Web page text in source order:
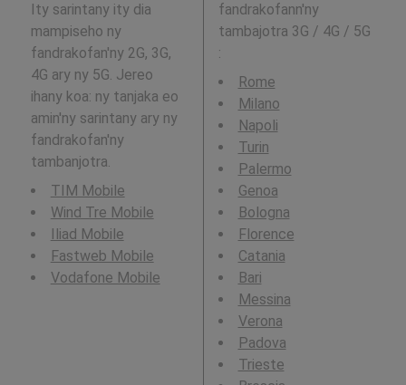
Ity sarintany ity dia
mampiseho ny
fandrakofan'ny 2G, 3G,
4G ary ny 5G. Jereo
ihany koa: ny tanjaka eo
amin'ny sarintany ary ny
fandrakofan'ny
tambanjotra.
TIM Mobile
Wind Tre Mobile
Iliad Mobile
Fastweb Mobile
Vodafone Mobile
fandrakofann'ny
tambajotra 3G / 4G / 5G
:
Rome
Milano
Napoli
Turin
Palermo
Genoa
Bologna
Florence
Catania
Bari
Messina
Verona
Padova
Trieste